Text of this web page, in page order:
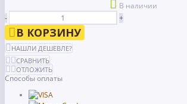
В наличии
-
+
В КОРЗИНУ
НАШЛИ ДЕШЕВЛЕ?
СРАВНИТЬ
ОТЛОЖИТЬ
Способы оплаты